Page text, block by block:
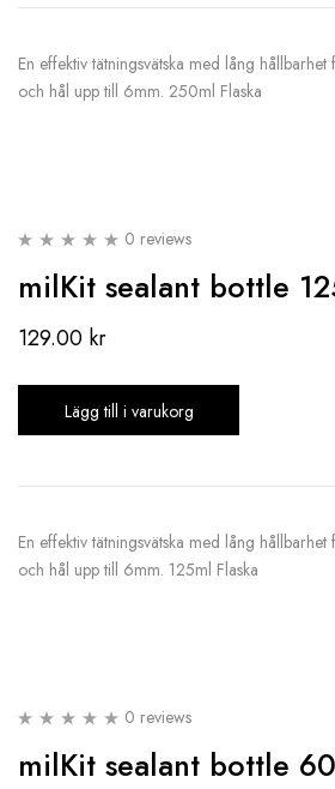
En effektiv tätningsvätska med lång
och hål upp till 6mm. 250ml Flaska
0 reviews
milKit sealant bottle
129.00 kr
Lägg till i varukorg
En effektiv tätningsvätska med lång
och hål upp till 6mm. 125ml Flaska
0 reviews
milKit sealant bottle